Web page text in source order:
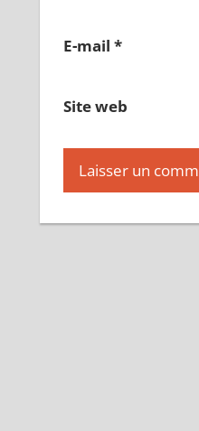
E-mail *
Site web